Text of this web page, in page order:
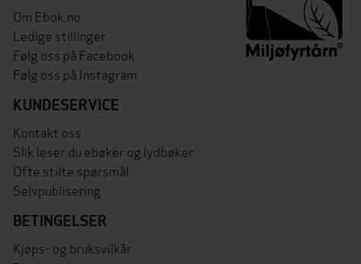
Om Ebok.no
Ledige stillinger
Følg oss på Facebook
Følg oss på Instagram
KUNDESERVICE
Kontakt oss
Slik leser du ebøker og lydbøker
Ofte stilte spørsmål
Selvpublisering
BETINGELSER
Kjøps- og bruksvilkår